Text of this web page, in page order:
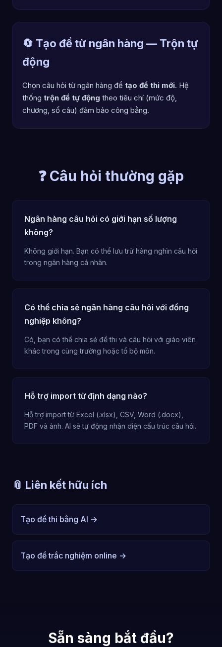
🔄 Tạo đề từ ngân hàng — Trộn tự
động
Chọn câu hỏi từ ngân hàng để tạo đề thi mới. Hệ
thống trộn đề tự động theo tiêu chí (mức độ,
chương, số câu) đảm bảo công bằng.
❓ Câu hỏi thường gặp
Ngân hàng câu hỏi có giới hạn số lượng
không?
Không giới hạn. Bạn có thể lưu trữ hàng nghìn câu hỏi
trong ngân hàng cá nhân.
Có thể chia sẻ ngân hàng câu hỏi với đồng
nghiệp không?
Có, bạn có thể chia sẻ đề thi và câu hỏi với giáo viên
khác trong cùng trường hoặc tổ bộ môn.
Hỗ trợ import từ định dạng nào?
Hỗ trợ import từ Excel (.xlsx), CSV, Word (.docx),
PDF và ảnh. AI sẽ tự động nhận diện cấu trúc câu hỏi.
📎 Liên kết hữu ích
Tạo đề thi bằng AI →
Tạo đề trắc nghiệm online →
Sẵn sàng bắt đầu?